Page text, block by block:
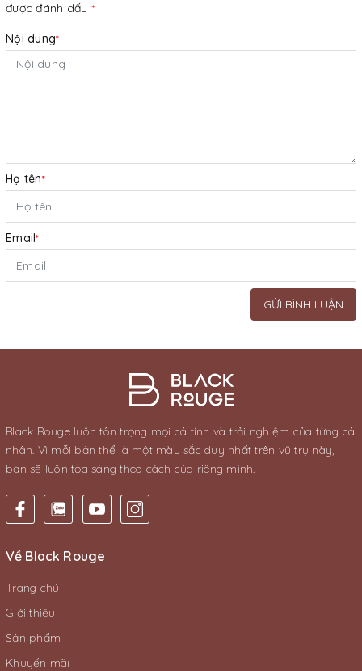
được đánh dấu *
Nội dung*
Họ tên*
Email*
GỬI BÌNH LUẬN
Black Rouge luôn tôn trọng mọi cá tính và trải nghiệm của từng cá
nhân. Vì mỗi bản thể là một màu sắc duy nhất trên vũ trụ này,
bạn sẽ luôn tỏa sáng theo cách của riêng mình.
Về Black Rouge
Trang chủ
Giới thiệu
Sản phẩm
Khuyến mãi